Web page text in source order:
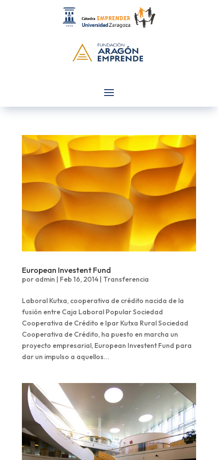
European Investent Fund
por admin | Feb 16, 2014| Transferencia
Laboral Kutxa, cooperativa de crédito nacida de la
fusión entre Caja Laboral Popular Sociedad
Cooperativa de Crédito e Ipar Kutxa Rural Sociedad
Cooperativa de Crédito, ha puesto en marcha un
proyecto empresarial, European Investent Fund para
dar un impulso a aquellos...